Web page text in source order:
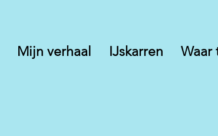
Mijn verhaal IJskarren Waar